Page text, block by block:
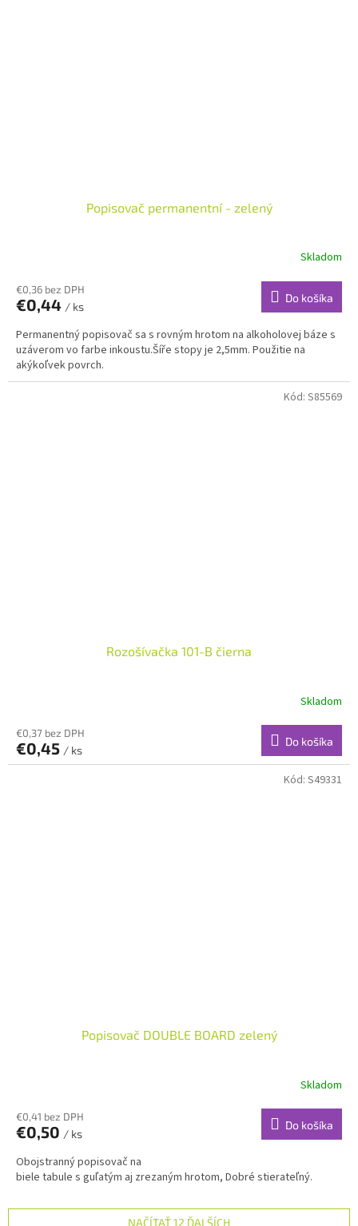
Popisovač permanentní - zelený
Skladom
€0,36 bez DPH
€0,44 / ks
Do košíka
Permanentný popisovač sa s rovným hrotom na alkoholovej báze s
uzáverom vo farbe inkoustu.Šíře stopy je 2,5mm. Použitie na
akýkoľvek povrch.
Rozošívačka 101-B čierna
Skladom
€0,37 bez DPH
€0,45 / ks
Do košíka
Kód: S85569
Popisovač DOUBLE BOARD zelený
Skladom
€0,41 bez DPH
€0,50 / ks
Do košíka
Obojstranný popisovač na
biele tabule s guľatým aj zrezaným hrotom, Dobré stierateľný.
Kód: S49331
NAČÍTAŤ 12 ĎALŠÍCH